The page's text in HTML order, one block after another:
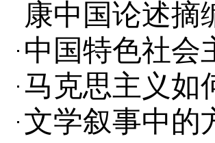
康中国论述摘
中国特色社会
马克思主义如
文学叙事中的